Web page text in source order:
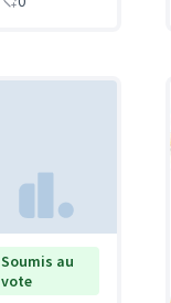
Soumis au
vote